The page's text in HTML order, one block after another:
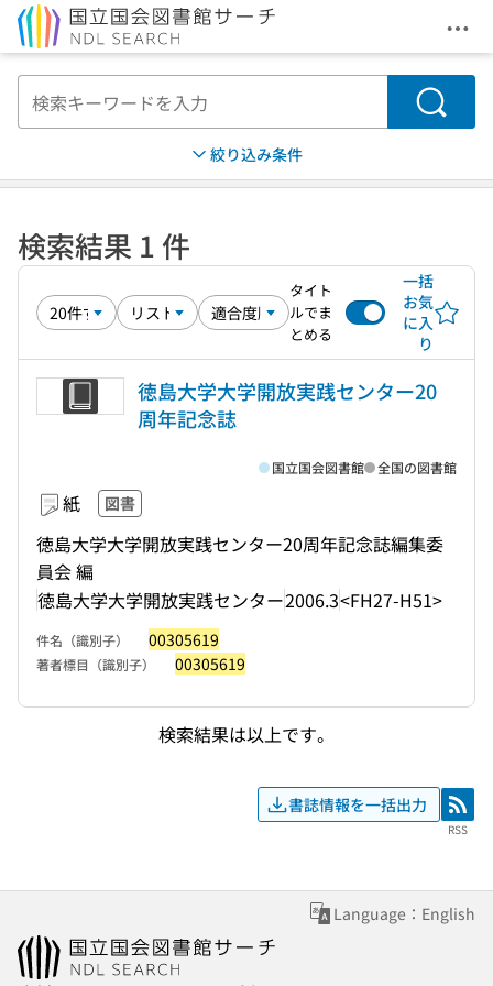
メ
検索
絞り込み条件
検索結果 1 件
タイト
ルでま
とめる
一括
お気
に入
り
徳島大学大学開放実践センター20
周年記念誌
紙 図書
徳島大学大学開放実践センター20周年記念誌編集委
員会 編
徳島大学大学開放実践センター2006.3<FH27-H51>
国立国会図書館 全国の図書館
件名（識別子） 00305619
著者標目（識別子） 00305619
検索結果は以上です。
書誌情報を一括出力 RSS
RSS
Language：English